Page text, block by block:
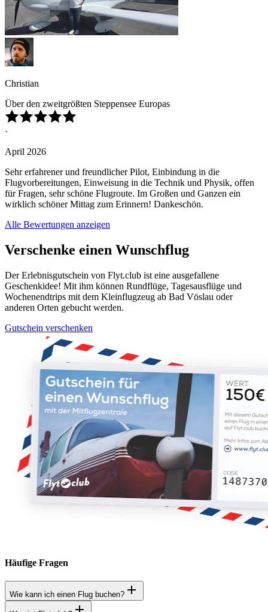
Christian
Über den zweitgrößten Steppensee Europas
·
April 2026
Sehr erfahrener und freundlicher Pilot, Einbindung in die
Flugvorbereitungen, Einweisung in die Technik und Physik, offen
für Fragen, sehr schöne Flugroute. Im Großen und Ganzen ein
wirklich schöner Mittag zum Erinnern! Dankeschön.
Alle Bewertungen anzeigen
Verschenke einen Wunschflug
Der Erlebnisgutschein von Flyt.club ist eine ausgefallene
Geschenkidee! Mit ihm können Rundflüge, Tagesausflüge und
Wochenendtrips mit dem Kleinflugzeug ab Bad Vöslau oder
anderen Orten gebucht werden.
Gutschein verschenken
Häufige Fragen
Wie kann ich einen Flug buchen?